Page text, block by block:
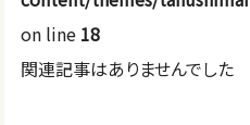
on line 18
関連記事はありませんでした